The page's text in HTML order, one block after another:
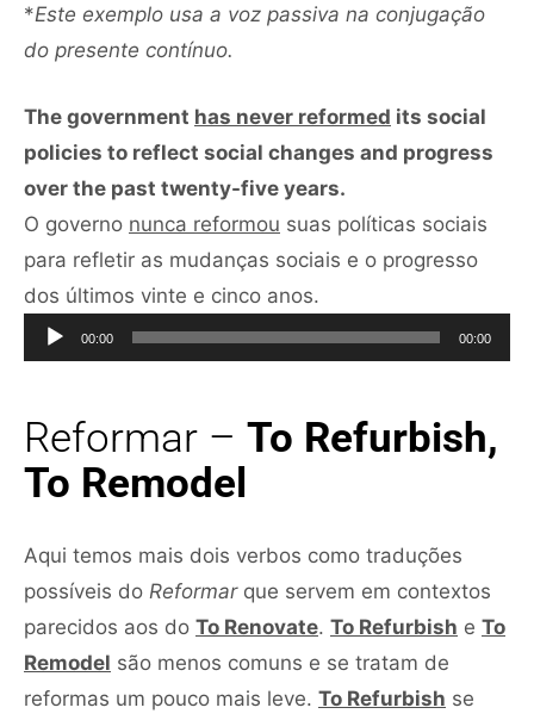
*Este exemplo usa a voz passiva na conjugação
do presente contínuo.
The government has never reformed its social
policies to reflect social changes and progress
over the past twenty-five years.
O governo nunca reformou suas políticas sociais
para refletir as mudanças sociais e o progresso
dos últimos vinte e cinco anos.
de
áudio
00:00 00:00
Reformar – To Refurbish,
To Remodel
Aqui temos mais dois verbos como traduções
possíveis do Reformarque servem em contextos
parecidos aos do To Renovate. To Refurbish e To
Remodel são menos comuns e se tratam de
reformas um pouco mais leve. To Refurbish se